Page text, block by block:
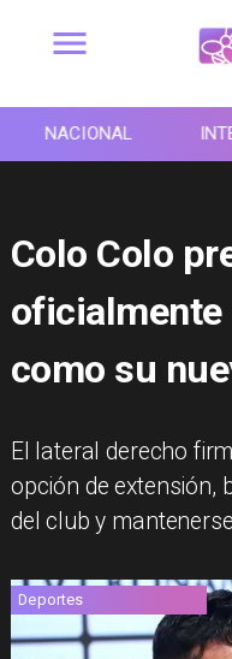
NACIONAL
Colo Colo
oficialmente
como su
​El lateral derecho
opción de extensión,
del club y
Deportes